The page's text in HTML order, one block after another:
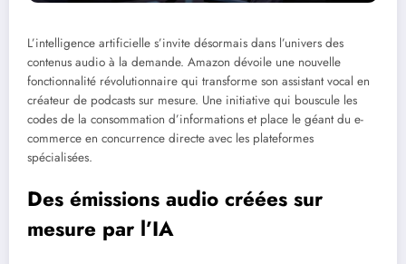
L’intelligence artificielle s’invite désormais dans l’univers des
contenus audio à la demande. Amazon dévoile une nouvelle
fonctionnalité révolutionnaire qui transforme son assistant vocal en
créateur de podcasts sur mesure. Une initiative qui bouscule les
codes de la consommation d’informations et place le géant du e-
commerce en concurrence directe avec les plateformes
spécialisées.
Des émissions audio créées sur
mesure par l’IA